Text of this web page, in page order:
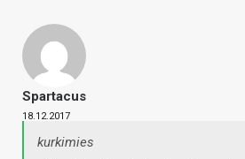
Spartacus
18.12.2017
kurkimies